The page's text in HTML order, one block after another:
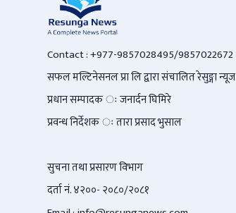
Contact : +977-9857028495/9857022672
सफल मल्टिनेसनल प्रा लि द्वारा संचालित रेसुङ्गा न्यूज
प्रधान सम्पादक ः जनार्दन घिमिरे
प्रवन्ध निर्देशक ः तारा प्रसाद भुसाल
सुचना तथा प्रसारण विभाग
दर्ता नं. ४२००- २०८०/२०८१